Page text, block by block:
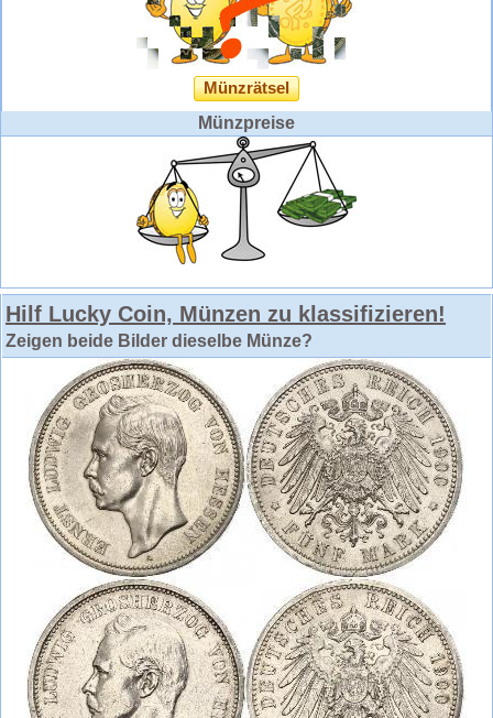
Münzrätsel
Münzpreise
Hilf Lucky Coin, Münzen zu klassifizieren!
Zeigen beide Bilder dieselbe Münze?